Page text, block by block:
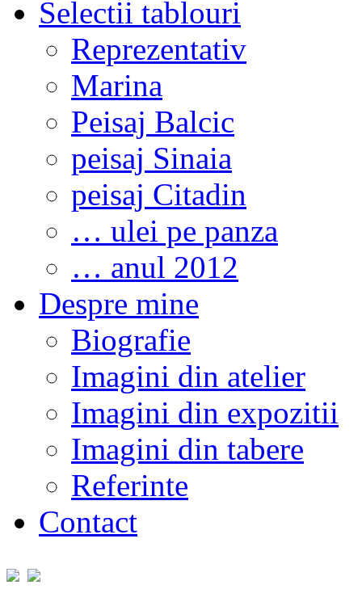
Selectii tablouri
Reprezentativ
Marina
Peisaj Balcic
peisaj Sinaia
peisaj Citadin
… ulei pe panza
… anul 2012
Despre mine
Biografie
Imagini din atelier
Imagini din expozitii
Imagini din tabere
Referinte
Contact